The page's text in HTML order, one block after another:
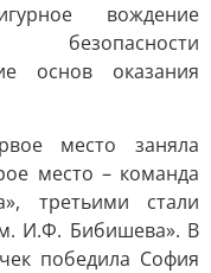
вождение
основ оказания
место заняла
место – команда
стали
И.Ф. Бибишева». В
победила София